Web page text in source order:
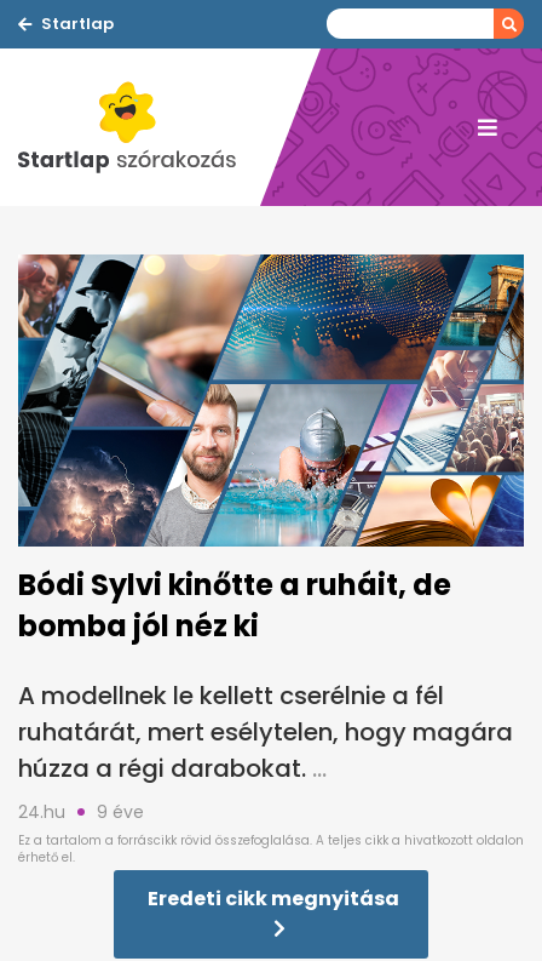
Startlap
Bódi Sylvi kinőtte a ruháit, de
bomba jól néz ki
A modellnek le kellett cserélnie a fél
ruhatárát, mert esélytelen, hogy magára
húzza a régi darabokat.
24.hu 9 éve
Eredeti cikk megnyitása